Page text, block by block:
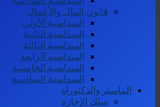
قانون المال والأعمال
السداسية الأولى
السداسية الثانية
السداسية الثالثة
السداسية الرابعة
السداسية الخامسة
السداسية السادسة
الماستر والدكتوراة
سلك الإجازة